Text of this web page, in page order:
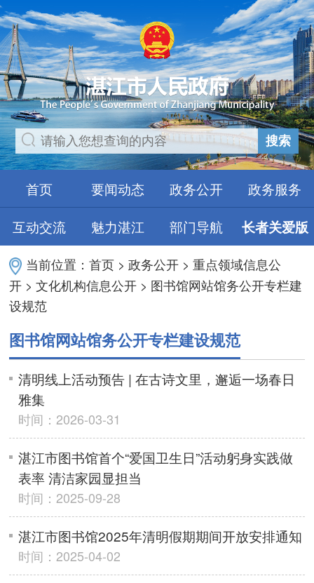
搜索
首页 要闻动态 政务公开
政务服务
互动交流
魅力湛江 部门导航 长者关爱版
当前位置：首页 >政务公开 >重点领域信息公
开 >文化机构信息公开 > 图书馆网站馆务公开专栏建
设规范
图书馆网站馆务公开专栏建设规范
清明线上活动预告 | 在古诗文里，邂逅一场春日
雅集
时间：2026-03-31
湛江市图书馆首个“爱国卫生日”活动躬身实践做
表率 清洁家园显担当
时间：2025-09-28
湛江市图书馆2025年清明假期期间开放安排通知
时间：2025-04-02